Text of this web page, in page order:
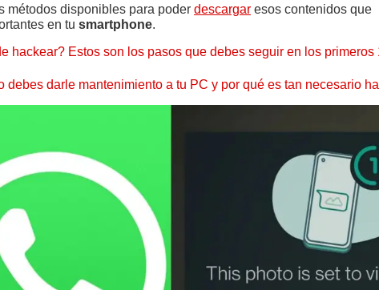
métodos disponibles para poder descargar esos contenidos que
en tu smartphone.
hackear? Estos son los pasos que debes seguir en los primeros
debes darle mantenimiento a tu PC y por qué es tan necesario